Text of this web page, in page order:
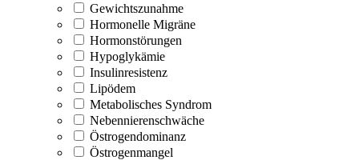
Gewichtszunahme
Hormonelle Migräne
Hormonstörungen
Hypoglykämie
Insulinresistenz
Lipödem
Metabolisches Syndrom
Nebennierenschwäche
Östrogendominanz
Östrogenmangel